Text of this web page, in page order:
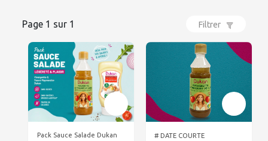
Page 1 sur 1 Filtrer
Pack Sauce Salade Dukan
# DATE COURTE